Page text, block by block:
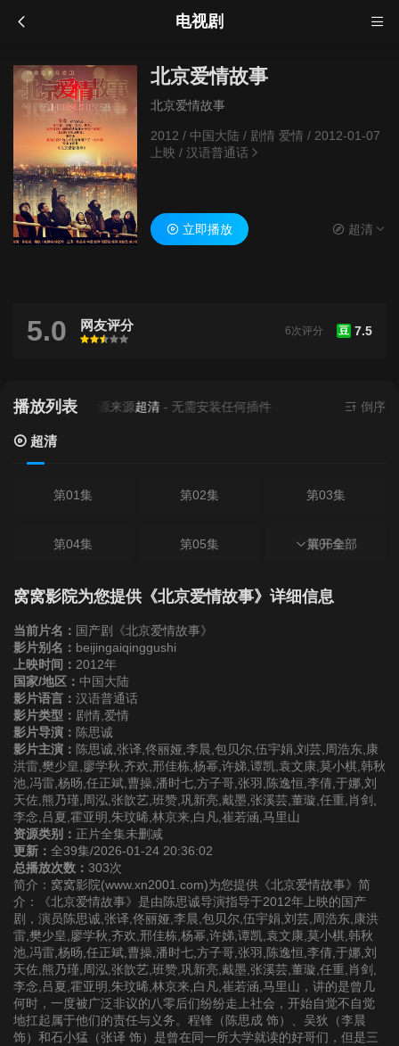
电视剧
北京爱情故事
北京爱情故事
2012 / 中国大陆 / 剧情 爱情/ 2012-01-07
上映 / 汉语普通话
立即播放 超清
5.0 网友评分
很差
较差还行推荐力荐
豆 7.5
6次评分
播放列表
当前资源来源超清- 无需安装任何插件 倒序
超清
第01集 第02集 第03集
第04集 第05集 第06集
第07集 第08集 第09集
第10集
第13集
第16集 第17集 第18集
第19集 第20集 第21集
第22集
第25集 第26集 第27集
第28集 第29集 第30集
第31集 第32集 第33集
第34集 第35集 第36集
展开全部
窝窝影院为您提供《北京爱情故事》详细信息
当前片名： 国产剧《北京爱情故事》
影片别名： beijingaiqinggushi
上映时间： 2012年
国家/地区： 中国大陆
影片语言： 汉语普通话
影片类型： 剧情,爱情
影片导演： 陈思诚
影片主演： 陈思诚,张译,佟丽娅,李晨,包贝尔,伍宇娟,刘芸,周浩东,康
洪雷,樊少皇,廖学秋,齐欢,邢佳栋,杨幂,许娣,谭凯,袁文康,莫小棋,韩秋
池,冯雷,杨旸,任正斌,曹操,潘时七,方子哥,张羽,陈逸恒,李倩,于娜,刘
天佐,熊乃瑾,周泓,张歆艺,班赞,巩新亮,戴墨,张溪芸,董璇,任重,肖剑,
李念,吕夏,霍亚明,朱玟晞,林京来,白凡,崔若涵,马里山
资源类别： 正片全集未删减
更新： 全39集/2026-01-24 20:36:02
总播放次数： 303次
简介：窝窝影院(www.xn2001.com)为您提供《北京爱情故事》简
介：《北京爱情故事》是由陈思诚导演指导于2012年上映的国产
剧，演员陈思诚,张译,佟丽娅,李晨,包贝尔,伍宇娟,刘芸,周浩东,康洪
雷,樊少皇,廖学秋,齐欢,邢佳栋,杨幂,许娣,谭凯,袁文康,莫小棋,韩秋
池,冯雷,杨旸,任正斌,曹操,潘时七,方子哥,张羽,陈逸恒,李倩,于娜,刘
天佐,熊乃瑾,周泓,张歆艺,班赞,巩新亮,戴墨,张溪芸,董璇,任重,肖剑,
李念,吕夏,霍亚明,朱玟晞,林京来,白凡,崔若涵,马里山，讲的是曾几
何时，一度被广泛非议的八零后们纷纷走上社会，开始自觉不自觉
地扛起属于他们的责任与义务。程锋（陈思成 饰）、吴狄（李晨
饰）和石小猛（张译 饰）是曾在同一所大学就读的好哥们，但是三